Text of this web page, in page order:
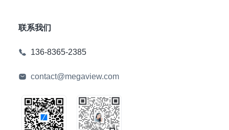
联系我们
136-8365-2385
contact@megaview.com